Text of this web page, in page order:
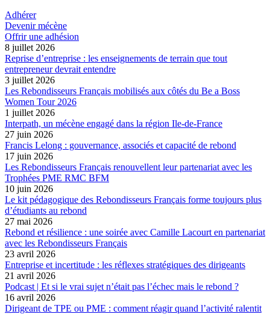
Adhérer
Devenir mécène
Offrir une adhésion
8 juillet 2026
Reprise d’entreprise : les enseignements de terrain que tout
entrepreneur devrait entendre
3 juillet 2026
Les Rebondisseurs Français mobilisés aux côtés du Be a Boss
Women Tour 2026
1 juillet 2026
Interpath, un mécène engagé dans la région Ile-de-France
27 juin 2026
Francis Lelong : gouvernance, associés et capacité de rebond
17 juin 2026
Les Rebondisseurs Français renouvellent leur partenariat avec les
Trophées PME RMC BFM
10 juin 2026
Le kit pédagogique des Rebondisseurs Français forme toujours plus
d’étudiants au rebond
27 mai 2026
Rebond et résilience : une soirée avec Camille Lacourt en partenariat
avec les Rebondisseurs Français
23 avril 2026
Entreprise et incertitude : les réflexes stratégiques des dirigeants
21 avril 2026
Podcast | Et si le vrai sujet n’était pas l’échec mais le rebond ?
16 avril 2026
Dirigeant de TPE ou PME : comment réagir quand l’activité ralentit